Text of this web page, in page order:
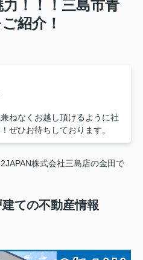
！！！三島市青
紹介！
ねなくお越し頂けるように社
ぜひお待ちしております。
株式会社三島店の金田で
ての不動産情報